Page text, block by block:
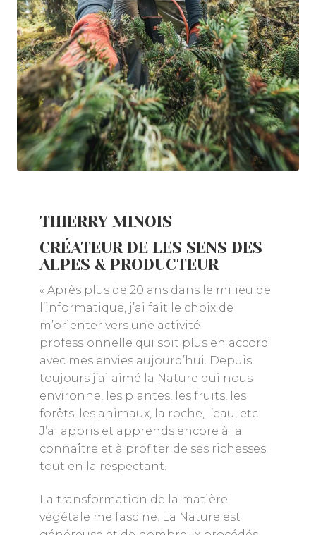
THIERRY MINOIS
CRÉATEUR DE LES SENS DES
ALPES & PRODUCTEUR
« Après plus de 20 ans dans le milieu de
l’informatique, j’ai fait le choix de
m’orienter vers une activité
professionnelle qui soit plus en accord
avec mes envies aujourd’hui. Depuis
toujours j’ai aimé la Nature qui nous
environne, les plantes, les fruits, les
forêts, les animaux, la roche, l’eau, etc.
J’ai appris et apprends encore à la
connaître et à profiter de ses richesses
tout en la respectant.
La transformation de la matière
végétale me fascine. La Nature est